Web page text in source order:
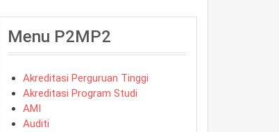
Menu P2MP2
Akreditasi Perguruan Tinggi
Akreditasi Program Studi
AMI
Auditi